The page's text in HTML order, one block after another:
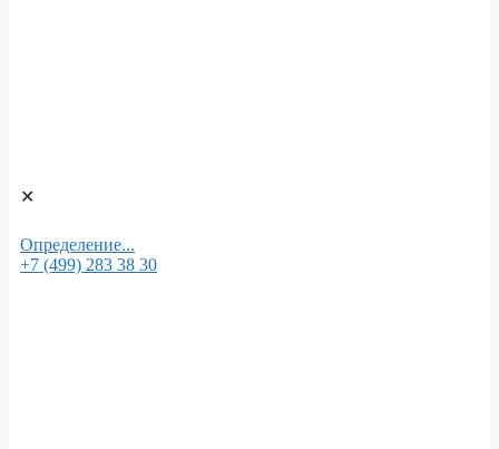
✕
Определение...
+7 (499) 283 38 30